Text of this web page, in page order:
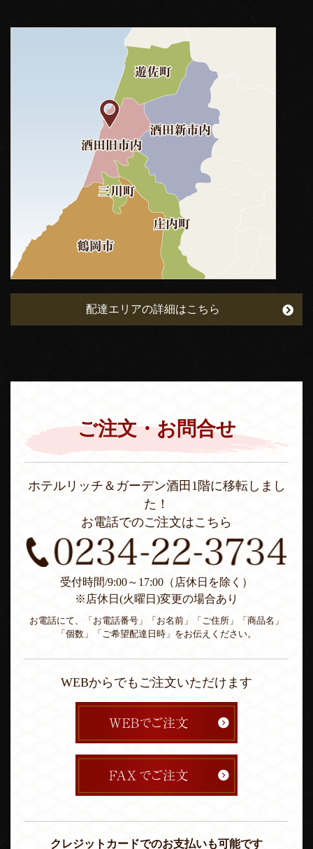
配達エリアの詳細はこちら
ご注文・お問合せ
ホテルリッチ＆ガーデン酒田1階に移転しまし
た！
お電話でのご注文はこちら
受付時間/9:00～17:00（店休日を除く）
※店休日(火曜日)変更の場合あり
お電話にて、「お電話番号」「お名前」「ご住所」「商品名」
「個数」「ご希望配達日時」をお伝えください。
WEBからでもご注文いただけます
クレジットカードでのお支払いも可能です